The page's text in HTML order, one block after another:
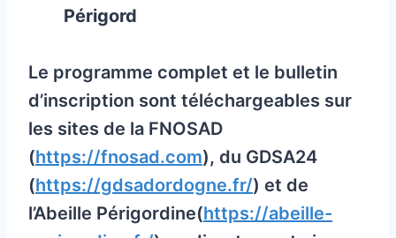
Périgord
Le programme complet et le bulletin
d’inscription sont téléchargeables sur
les sites de la FNOSAD
(https://fnosad.com), du GDSA24
(https://gdsadordogne.fr/) et de
l’Abeille Périgordine(https://abeille-